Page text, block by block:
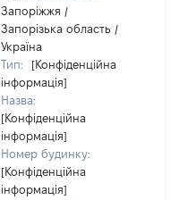
Запоріжжя /
Запорізька область /
Україна
Тип:
[Конфіденційна
інформація]
Назва:
[Конфіденційна
інформація]
Номер будинку:
[Конфіденційна
інформація]